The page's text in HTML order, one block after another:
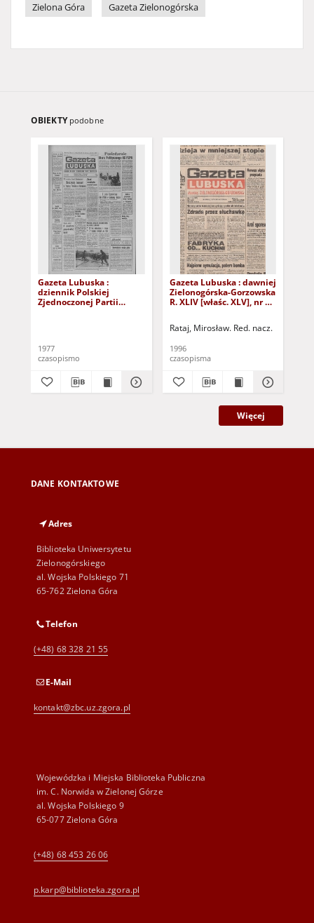
Zielona Góra
Gazeta Zielonogórska
OBIEKTY podobne
Gazeta Lubuska :
dziennik Polskiej
Zjednoczonej Partii
1977
czasopismo
Gazeta Lubuska : dawniej
Zielonogórska-Gorzowska
R. XLIV [właśc. XLV], nr 52
Rataj, Mirosław. Red. nacz.
1996
czasopisma
Więcej
DANE KONTAKTOWE
Adres
Biblioteka Uniwersytetu
Zielonogórskiego
al. Wojska Polskiego 71
65-762 Zielona Góra
Telefon
(+48) 68 328 21 55
E-Mail
kontakt@zbc.uz.zgora.pl
Wojewódzka i Miejska Biblioteka Publiczna
im. C. Norwida w Zielonej Górze
al. Wojska Polskiego 9
65-077 Zielona Góra
(+48) 68 453 26 06
p.karp@biblioteka.zgora.pl